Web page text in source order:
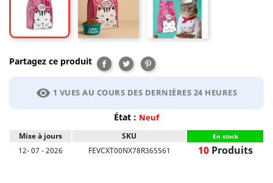
Partagez ce produit Partager
TweetPinterest
visibility 1 VUES AU COURS DES DERNIÈRES 24 HEURES
État : Neuf
Mise à jours SKU En stock
12- 07 - 2026 FEVCXT00NX78R365561 10Produits